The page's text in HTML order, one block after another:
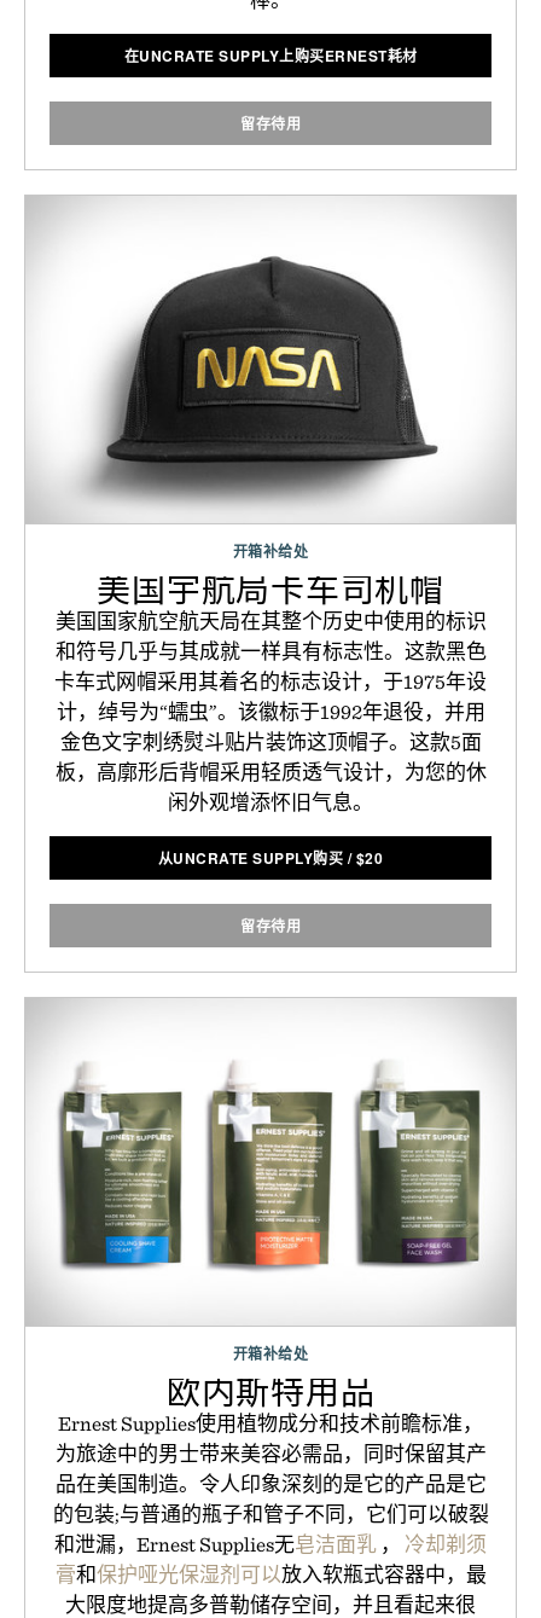
在UNCRATE SUPPLY上购买ERNEST耗材
留存待用
开箱补给处
美国宇航局卡车司机帽
美国国家航空航天局在其整个历史中使用的标识
和符号几乎与其成就一样具有标志性。这款黑色
卡车式网帽采用其着名的标志设计，于1975年设
计，绰号为“蠕虫”。该徽标于1992年退役，并用
金色文字刺绣熨斗贴片装饰这顶帽子。这款5面
板，高廓形后背帽采用轻质透气设计，为您的休
闲外观增添怀旧气息。
从UNCRATE SUPPLY购买 /$20
留存待用
开箱补给处
欧内斯特用品
Ernest Supplies使用植物成分和技术前瞻标准，
为旅途中的男士带来美容必需品，同时保留其产
品在美国制造。令人印象深刻的是它的产品是它
的包装;与普通的瓶子和管子不同，它们可以破裂
和泄漏，Ernest Supplies无皂洁面乳 ， 冷却剃须
膏和保护哑光保湿剂可以放入软瓶式容器中，最
大限度地提高多普勒储存空间，并且看起来很